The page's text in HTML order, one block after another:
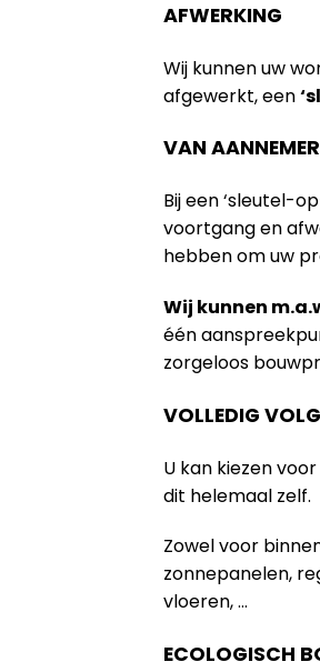
AFWERKING
Wij kunnen uw
afgewerkt, een
VAN
Bij een ‘sleutel-
voortgang en
hebben om uw
Wij kunnen
één
zorgeloos
VOLLEDIG
U kan kiezen
dit helemaal zelf.
Zowel voor
zonnepanelen,
vloeren, …
ECOLOGISCH